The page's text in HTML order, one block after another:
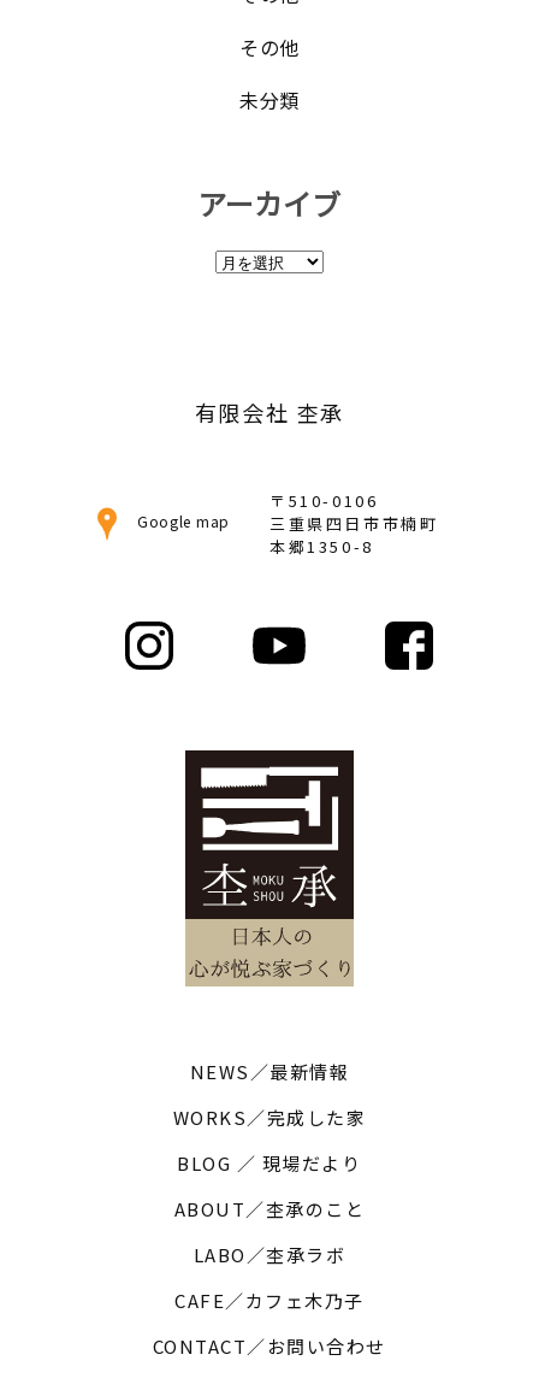
その他
未分類
アーカイブ
ア
有限会社 杢承
Google map
〒510-0106
三重県四日市市楠町
本郷1350-8
NEWS／最新情報
WORKS／完成した家
BLOG ／ 現場だより
ABOUT／杢承のこと
LABO／杢承ラボ
CAFE／カフェ木乃子
CONTACT／お問い合わせ